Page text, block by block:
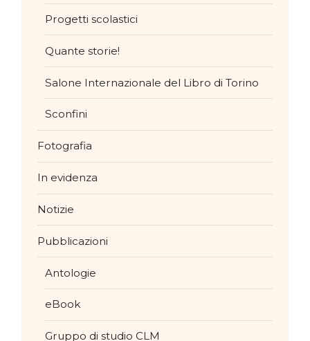
Progetti scolastici
Quante storie!
Salone Internazionale del Libro di Torino
Sconfini
Fotografia
In evidenza
Notizie
Pubblicazioni
Antologie
eBook
Gruppo di studio CLM